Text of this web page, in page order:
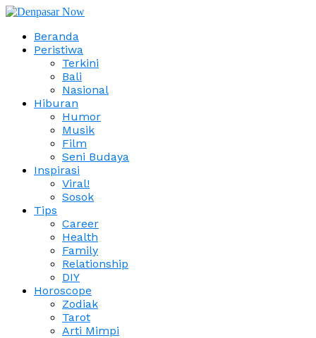
Beranda
Peristiwa
Terkini
Bali
Nasional
Hiburan
Humor
Musik
Film
Seni Budaya
Inspirasi
Viral!
Sosok
Tips
Career
Health
Family
Relationship
DIY
Horoscope
Zodiak
Tarot
Arti Mimpi